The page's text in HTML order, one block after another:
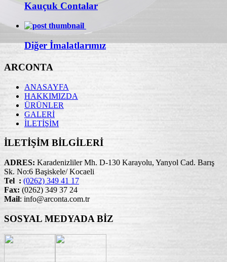
Kauçuk Contalar
Diğer İmalatlarımız
ARCONTA
ANASAYFA
HAKKIMIZDA
ÜRÜNLER
GALERİ
İLETİŞİM
İLETİŞİM BİLGİLERİ
ADRES: Karadenizliler Mh. D-130 Karayolu, Yanyol Cad. Barış
Sk. No:6 Başiskele/ Kocaeli
Tel : (0262) 349 41 17
Fax: (0262) 349 37 24
Mail: info@arconta.com.tr
SOSYAL MEDYADA BİZ